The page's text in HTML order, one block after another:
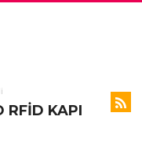
RFID KAPI